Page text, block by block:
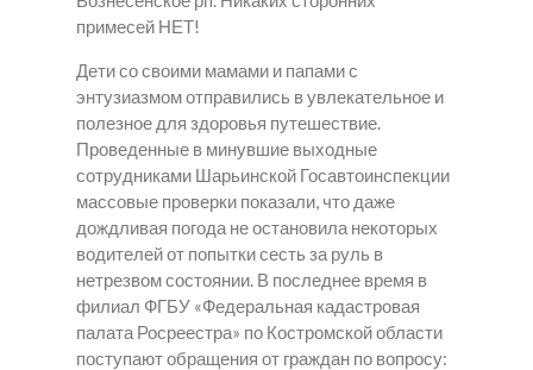
примесей НЕТ!
Дети со своими мамами и папами с
энтузиазмом отправились в увлекательное и
полезное для здоровья путешествие.
Проведенные в минувшие выходные
сотрудниками Шарьинской Госавтоинспекции
массовые проверки показали, что даже
дождливая погода не остановила некоторых
водителей от попытки сесть за руль в
нетрезвом состоянии. В последнее время в
филиал ФГБУ «Федеральная кадастровая
палата Росреестра» по Костромской области
поступают обращения от граждан по вопросу: